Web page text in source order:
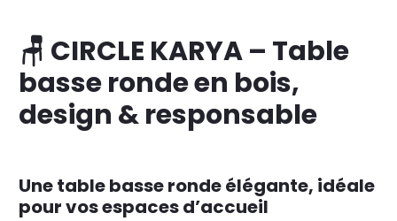
🪑 CIRCLE KARYA – Table
basse ronde en bois,
design & responsable
Une table basse ronde élégante, idéale
pour vos espaces d’accueil